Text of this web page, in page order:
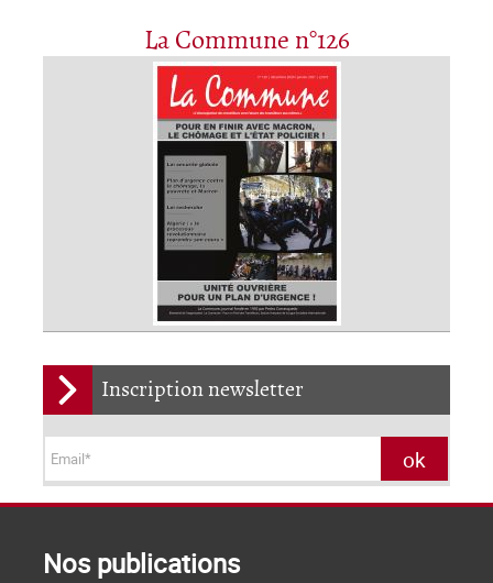
La Commune n°126
Inscription newsletter
Nos publications